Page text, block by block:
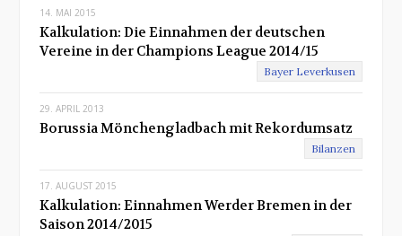
14. MAI 2015
Kalkulation: Die Einnahmen der deutschen
Vereine in der Champions League 2014/15
Bayer Leverkusen
29. APRIL 2013
Borussia Mönchengladbach mit Rekordumsatz
Bilanzen
17. AUGUST 2015
Kalkulation: Einnahmen Werder Bremen in der
Saison 2014/2015